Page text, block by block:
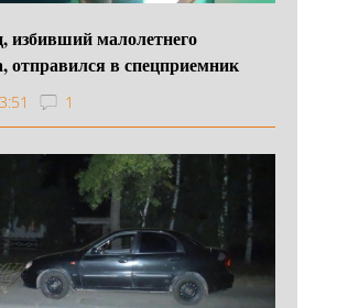
избивший малолетнего
отправился в спецприемник
1